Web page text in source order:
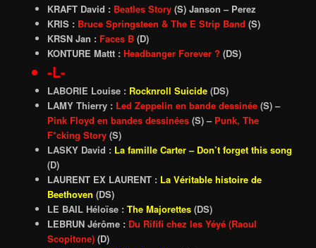
KRAFT David : Beatles Story(S) Janson – Perez
KRIS : Bruce Springsteen & The E Strip Band (S)
KRSN Jan : Faces B(D)
KONTURE Mattt : Headbanger Forever ? (DS)
-L-
LABORIE Louise : Rocknroll Suicide(DS)
LAMY Thierry : Led Zeppelin en bande dessinée(S) –
Pink Floyd en bandes dessinées(S) – Punk, The
F*cking Story(S)
LASKY David : La famille Carter – Don’t forget this song
(D)
LAURENT EX LAURENT : La Véritable histoire de
Beethoven (DS)
LE BAIL Héloïse : The Majorettes(DS)
LEBRUN Jérôme : Du Rififi chez les Yéyé (Raoul
Scopitone)(D)